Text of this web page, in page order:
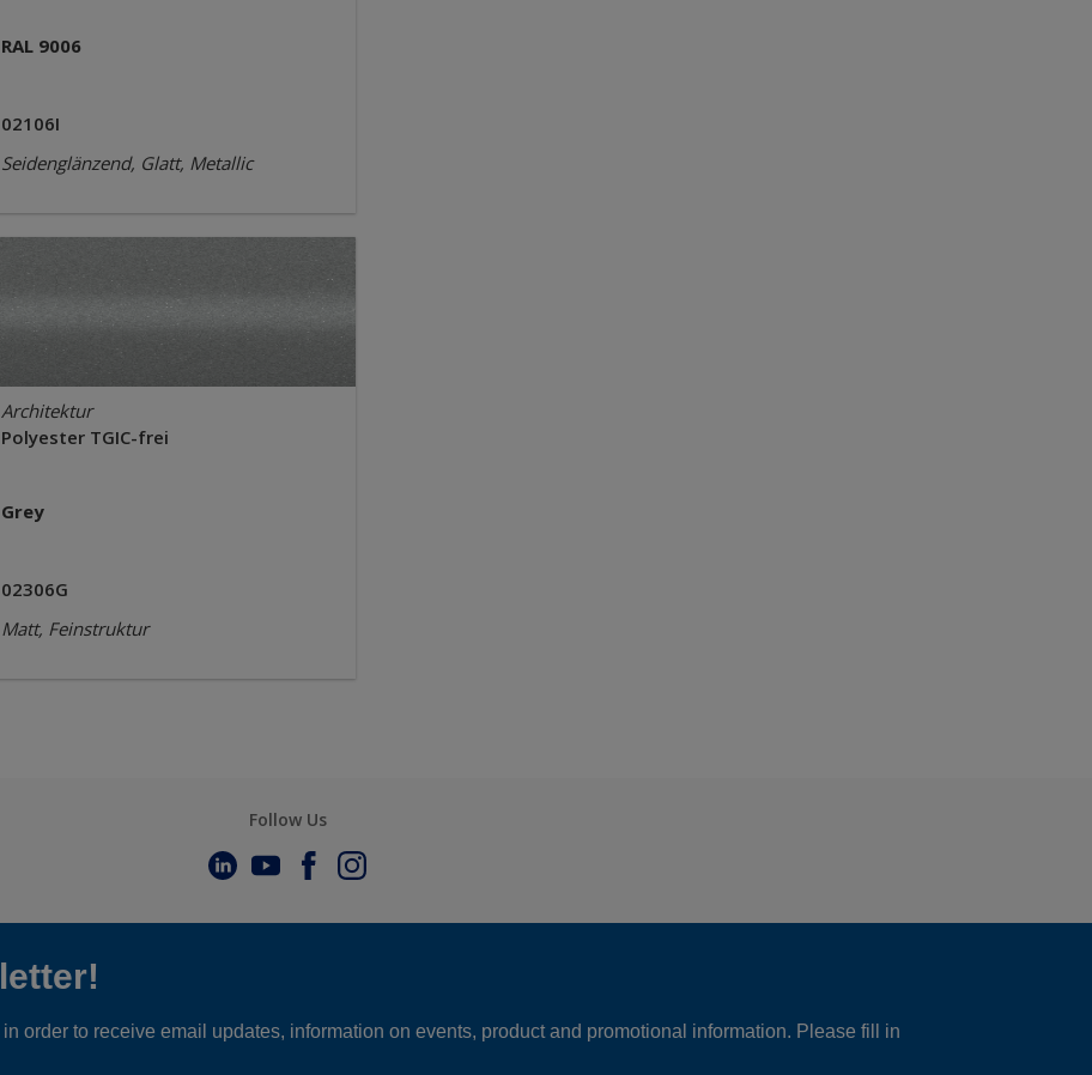
RAL 9006
02106I
Seidenglänzend, Glatt, Metallic
Architektur
Polyester TGIC-frei
Grey
02306G
Matt, Feinstruktur
Follow Us